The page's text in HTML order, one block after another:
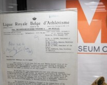
"Mémorial Van Damme:
: comment rendre
durables en